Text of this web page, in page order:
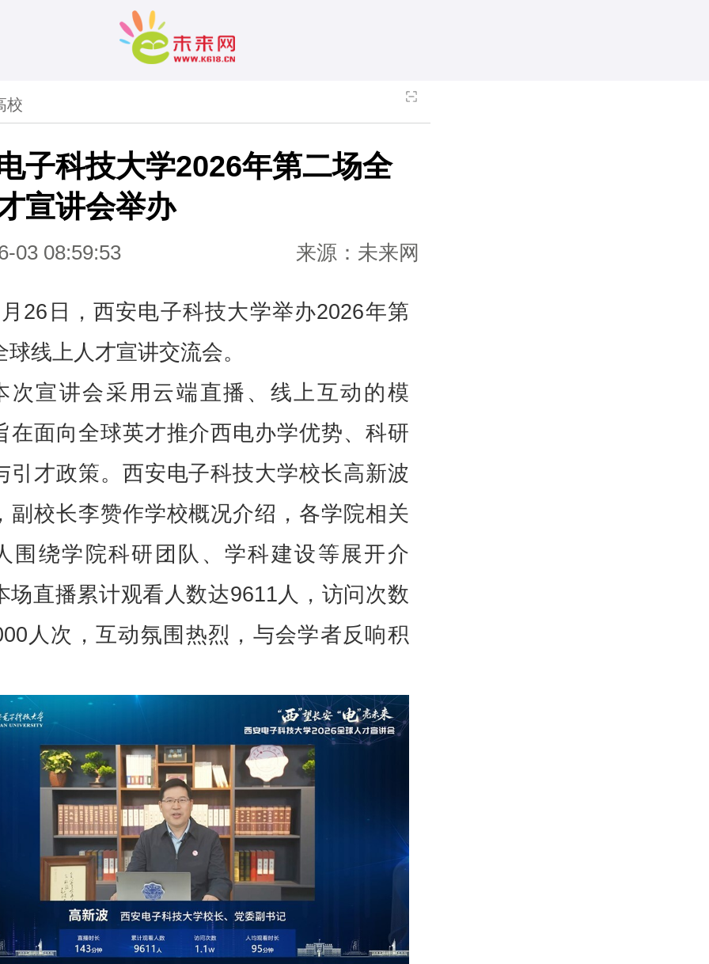
校
子科技大学2026年第二场全
宣讲会举办
03 08:59:53 来源：未来网
26日，西安电子科技大学举办2026年第
球线上人才宣讲交流会。
次宣讲会采用云端直播、线上互动的模
在面向全球英才推介西电办学优势、科研
引才政策。西安电子科技大学校长高新波
副校长李赞作学校概况介绍，各学院相关
围绕学院科研团队、学科建设等展开介
场直播累计观看人数达9611人，访问次数
人次，互动氛围热烈，与会学者反响积